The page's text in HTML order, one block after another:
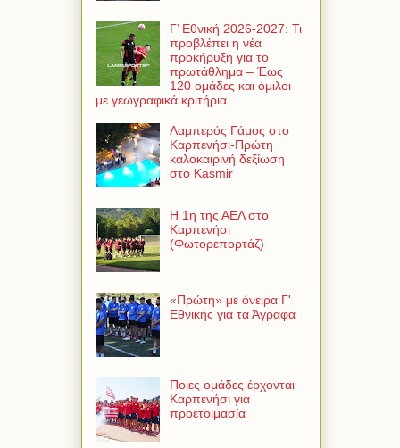
Γ’ Εθνική 2026-2027: Τι
προβλέπει η νέα
προκήρυξη για το
πρωτάθλημα – Έως
120 ομάδες και όμιλοι
με γεωγραφικά κριτήρια
Λαμπερός Γάμος στο
Καρπενήσι-Πρώτη
καλοκαιρινή δεξίωση
στο Kasmir
Η 1η της ΑΕΛ στο
Καρπενήσι
(Φωτορεπορτάζ)
«Πρώτη» με όνειρα Γ'
Εθνικής για τα Άγραφα
Ποιες ομάδες έρχονται
Καρπενήσι για
προετοιμασία